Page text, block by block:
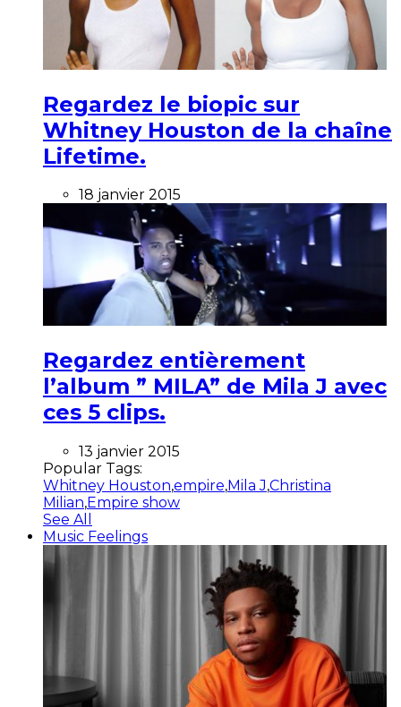
Regardez le biopic sur
Whitney Houston de la chaîne
Lifetime.
18 janvier 2015
Regardez entièrement
l’album ” MILA” de Mila J avec
ces 5 clips.
13 janvier 2015
Popular Tags:
Whitney Houston,empire,Mila J,Christina
Milian,Empire show
See All
Music Feelings